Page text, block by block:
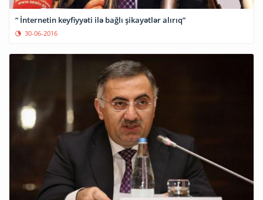
“ İnternetin keyfiyyəti ilə bağlı şikayətlər alırıq”
30-06-2016